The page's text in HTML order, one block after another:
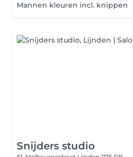
Mannen kleuren incl. knippen
Snijders studio